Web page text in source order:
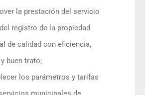
la prestación del servicio
registro de la propiedad
de calidad con eficiencia,
buen trato;
los parámetros y tarifas